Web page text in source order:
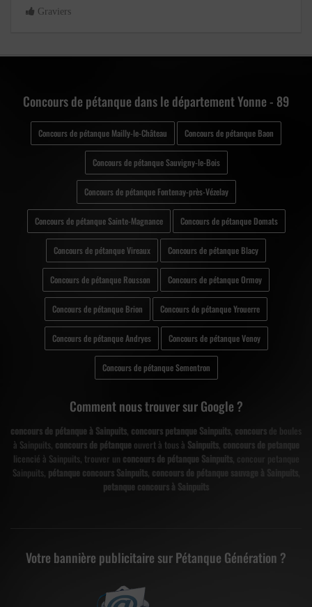
Graviers
Concours de pétanque dans le département Yonne - 89
Concours de pétanque Mailly-le-Château Concours de pétanque Baon
Concours de pétanque Sauvigny-le-Bois
Concours de pétanque Fontenay-près-Vézelay
Concours de pétanque Sainte-Magnance Concours de pétanque Domats
Concours de pétanque Vireaux Concours de pétanque Blacy
Concours de pétanque Rousson Concours de pétanque Ormoy
Concours de pétanque Brion Concours de pétanque Yrouerre
Concours de pétanque Andryes Concours de pétanque Venoy
Concours de pétanque Sementron
Comment nous trouver sur Google ?
concours de pétanque à Sainpuits, concours petanque Sainpuits, concours de boules
à Sainpuits, concours de pétanqueouvert à tous à Sainpuits, concours de petanque
licencié à Sainpuits, trouver un concours de pétanque Sainpuits, concour petanque
Sainpuits, pétanque concours Sainpuits, concours de pétanque sauvage à Sainpuits
petanque concours à Sainpuits
Votre bannière publicitaire sur Pétanque Génération ?